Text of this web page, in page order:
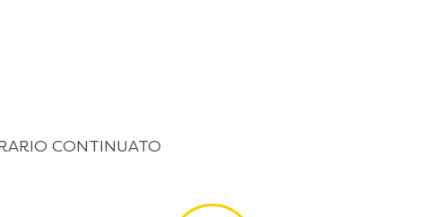
CONTINUATO